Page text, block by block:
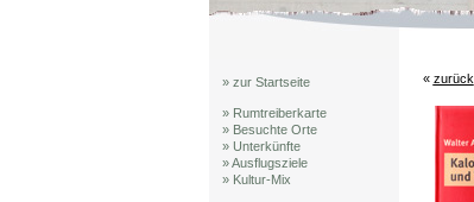
» zur Startseite
» Rumtreiberkarte
» Besuchte Orte
» Unterkünfte
» Ausflugsziele
» Kultur-Mix
« zurück